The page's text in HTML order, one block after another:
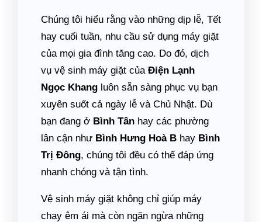
Chúng tôi hiểu rằng vào những dịp lễ, Tết
hay cuối tuần, nhu cầu sử dụng máy giặt
của mọi gia đình tăng cao. Do đó, dịch
vụ vệ sinh máy giặt của Điện Lạnh
Ngọc Khang luôn sẵn sàng phục vụ bạn
xuyên suốt cả ngày lễ và Chủ Nhật. Dù
bạn đang ở Bình Tân hay các phường
lân cận như Bình Hưng Hoà B hay Bình
Trị Đông, chúng tôi đều có thể đáp ứng
nhanh chóng và tận tình.
Vệ sinh máy giặt không chỉ giúp máy
chạy êm ái mà còn ngăn ngừa những